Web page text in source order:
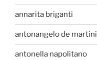
annarita briganti
antonangelo de martini
antonella napolitano